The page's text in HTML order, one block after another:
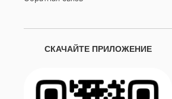
СКАЧАЙТЕ ПРИЛОЖЕНИЕ